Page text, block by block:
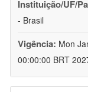
Instituição/UF/
- Brasil
Vigência: Mon
00:00:00 BRT